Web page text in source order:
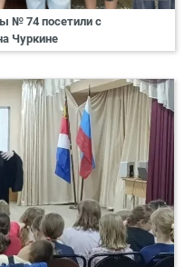
№ 74 посетили с
Чуркине